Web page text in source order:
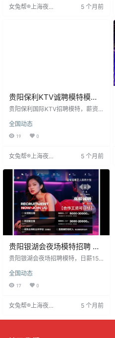
送。贵阳夜经济发达，KTV行业稳
女兔帮®上海夜场
5 个月前
贵阳保利KTV诚聘模特模特
高薪日结住宿机票全包
贵阳保利国际KTV招聘模特，薪资
机票报销。要求年龄18-34岁，形象
气质佳，女性身高达标，笑容甜
200-2000元/场，当日结算。提供
请联系阿杰。
全国动态
19 0
女兔帮®上海夜场
5 个月前
贵阳银湖会夜场模特招聘 时
尚走秀互动高薪日结
贵阳银湖会夜场招聘模特，日薪150
工作时段灵活，有二班三班，收益
可观。应聘者需18-33岁女性，身高
表现优异者可转为正式员工，有机
开始，具体时段可详询。
全国动态
17 0
女兔帮®上海夜场
5 个月前